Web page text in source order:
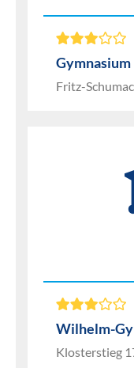
Fritz-
Wilhelm-
Klosterstieg